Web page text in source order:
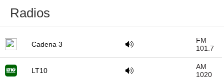
Radios
Cadena 3
FM
101.7
LT10
AM
1020